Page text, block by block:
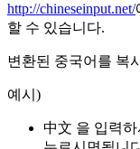
http://chineseinput.net/
할 수 있습니다.
변환된 중국어를 복
예시)
中文 을 입력하